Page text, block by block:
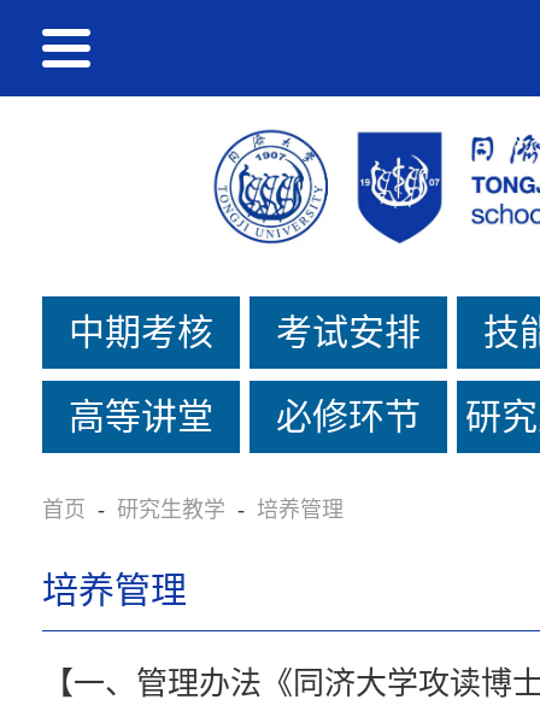
中期考核 考试安排 技
高等讲堂 必修环节
研
首页 - 研究生教学 - 培养管理
培养管理
【一、管理办法《同济大学攻读博